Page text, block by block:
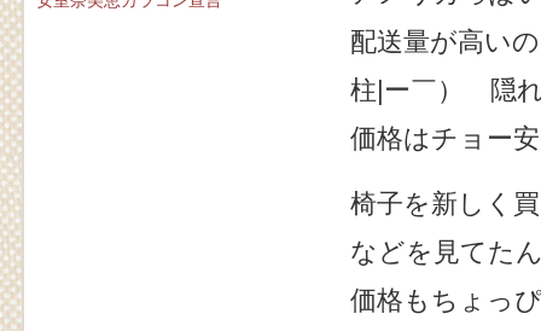
配送量が高い
柱|ー￣） 隠
価格はチョー
椅子を新しく
などを見てた
価格もちょっ